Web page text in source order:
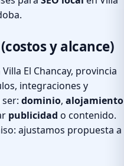
y alcance)
Villa El Chancay, provincia
integraciones y
dominio, alojamiento
publicidad o contenido.
ajustamos propuesta a